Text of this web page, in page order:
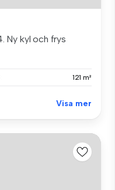
Ny kyl och frys
121 m²
Visa mer